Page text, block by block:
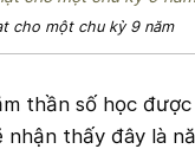
cho một chu kỳ 9 năm
thần số học
nhận thấy đây là